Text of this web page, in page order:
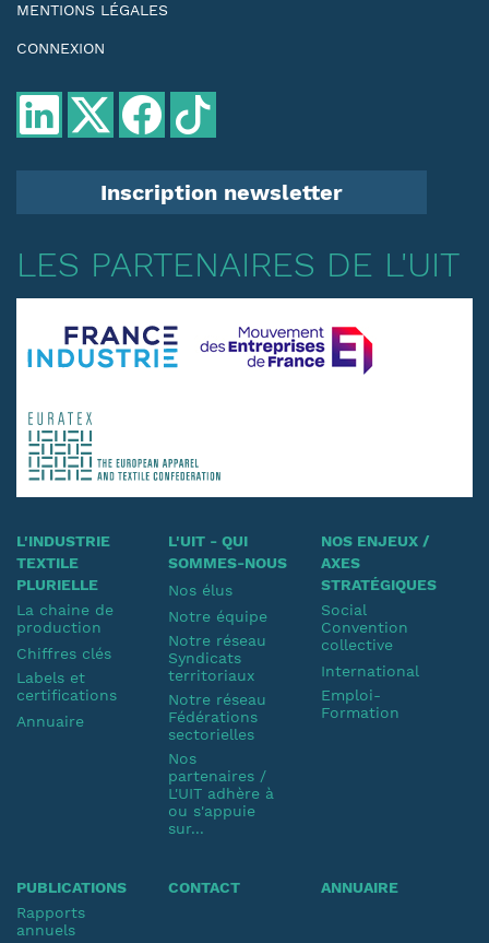
MENTIONS LÉGALES
CONNEXION
Inscription newsletter
LES PARTENAIRES DE L'UIT
L'INDUSTRIE
TEXTILE
PLURIELLE
La chaine de
production
Chiffres clés
Labels et
certifications
Annuaire
L'UIT - QUI
SOMMES-NOUS
Nos élus
Notre équipe
Notre réseau
Syndicats
territoriaux
Notre réseau
Fédérations
sectorielles
Nos
partenaires /
L'UIT adhère à
ou s'appuie
sur...
NOS ENJEUX /
AXES
STRATÉGIQUES
Social
Convention
collective
International
Emploi-
Formation
PUBLICATIONS
Rapports
annuels
CONTACT ANNUAIRE